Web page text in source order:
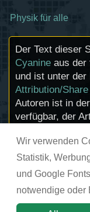
Wir verwenden
Statistik,
und Google
notwendige oder
Physik für alle
Der Text dieser
Cyanine aus der
und ist unter der
Attribution/Share
Autoren ist in
verfügbar, der
zum
(etwa Bilder
durch Anklicken
©